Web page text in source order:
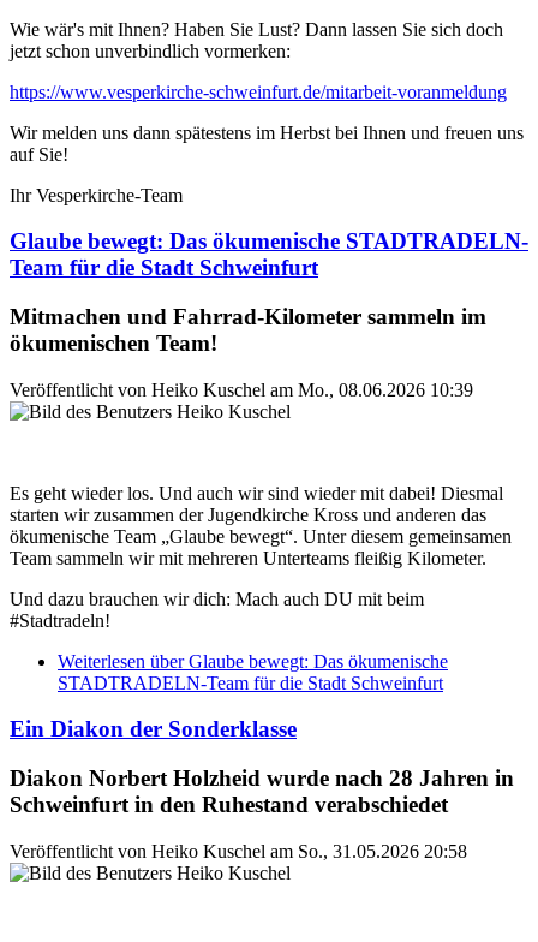
Wie wär's mit Ihnen? Haben Sie Lust? Dann lassen Sie sich doch
jetzt schon unverbindlich vormerken:
https://www.vesperkirche-schweinfurt.de/mitarbeit-voranmeldung
Wir melden uns dann spätestens im Herbst bei Ihnen und freuen uns
auf Sie!
Ihr Vesperkirche-Team
Glaube bewegt: Das ökumenische STADTRADELN-
Team für die Stadt Schweinfurt
Mitmachen und Fahrrad-Kilometer sammeln im
ökumenischen Team!
Veröffentlicht von Heiko Kuschel am Mo., 08.06.2026 10:39
Es geht wieder los. Und auch wir sind wieder mit dabei! Diesmal
starten wir zusammen der Jugendkirche Kross und anderen das
ökumenische Team „Glaube bewegt“. Unter diesem gemeinsamen
Team sammeln wir mit mehreren Unterteams fleißig Kilometer.
Und dazu brauchen wir dich: Mach auch DU mit beim
#Stadtradeln!
Weiterlesen über Glaube bewegt: Das ökumenische
STADTRADELN-Team für die Stadt Schweinfurt
Ein Diakon der Sonderklasse
Diakon Norbert Holzheid wurde nach 28 Jahren in
Schweinfurt in den Ruhestand verabschiedet
Veröffentlicht von Heiko Kuschel am So., 31.05.2026 20:58